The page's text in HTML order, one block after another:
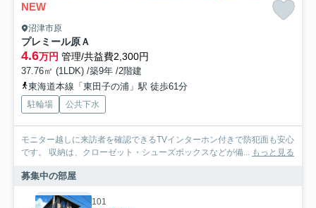
NEW
沼津市原
プレミール原Ａ
4.6万円 管理/共益費2,300円
37.76㎡ (1LDK) /築9年 /2階建
東海道本線「東田子の浦」駅 徒歩61分
駐輪場 公共下水
モニター越しに来訪者を確認できるTVインターホン付きで防犯面も安心
です。 収納は、クローゼット・シューズボックスなどが備... もっと見る
募集中の部屋
101